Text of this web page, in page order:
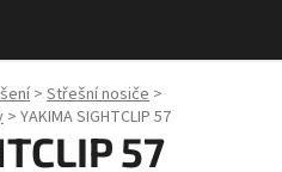
> Střešní nosiče >
> YAKIMA SIGHTCLIP 57
57